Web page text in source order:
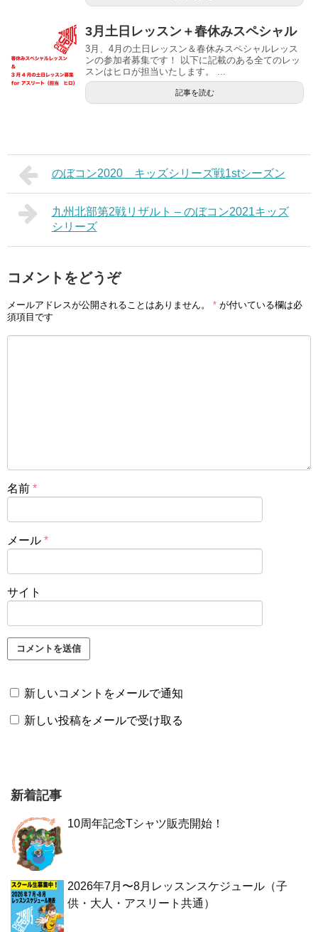
3月土日レッスン＋春休みスペシャル
3月、4月の土日レッスン＆春休みスペシャルレッス
ンの参加者募集です！ 以下に記載のある全てのレッ
スンはヒロが担当いたします。 ...
記事を読む
のぼコン2020 キッズシリーズ戦1stシーズン
九州北部第2戦リザルト – のぼコン2021キッズ
シリーズ
コメントをどうぞ
メールアドレスが公開されることはありません。 * が付いている欄は必
須項目です
名前 *
メール *
サイト
新しいコメントをメールで通知
新しい投稿をメールで受け取る
新着記事
10周年記念Tシャツ販売開始！
2026年7月〜8月レッスンスケジュール（子
供・大人・アスリート共通）